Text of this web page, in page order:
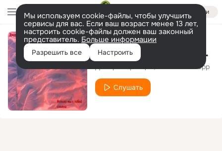
Войти
Мы используем cookie-файлы, чтобы улучшить
сервисы для вас. Если ваш возраст менее 13 лет,
настроить cookie-файлы должен ваш законный
представитель. Больше информации
Разрешить все Настроить Испили мы с тобой сполна
Ната ли Северр
Слушать